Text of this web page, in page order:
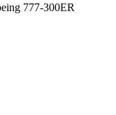
777-300ER